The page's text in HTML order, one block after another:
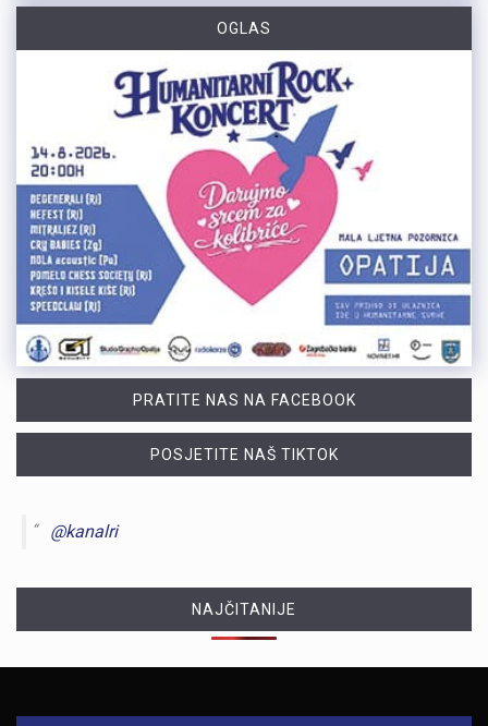
OGLAS
PRATITE NAS NA FACEBOOK
POSJETITE NAŠ TIKTOK
@kanalri
NAJČITANIJE